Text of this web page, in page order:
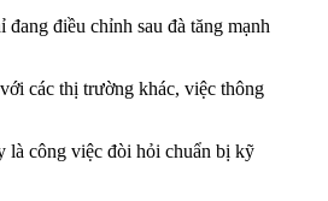
điều chỉnh sau đà tăng mạnh
các thị trường khác, việc thông
là công việc đòi hỏi chuẩn bị kỹ